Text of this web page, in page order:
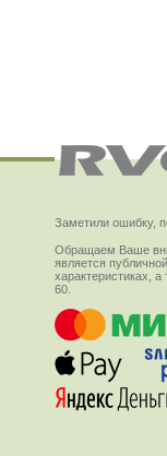
Заметили ошибку,
Обращаем Ваше
является
характеристиках,
60.